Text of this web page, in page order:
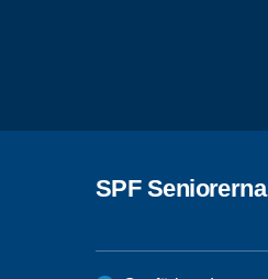
SPF Seniorerna